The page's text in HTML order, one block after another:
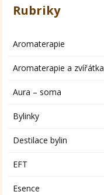
Rubriky
Aromaterapie
Aromaterapie a zvířátka
Aura – soma
Bylinky
Destilace bylin
EFT
Esence